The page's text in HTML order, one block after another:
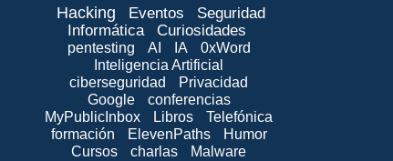
Hacking Eventos
Seguridad
Informática
Curiosidades
pentesting AI IA
0xWord
Inteligencia Artificial
ciberseguridad
Privacidad
Google
conferencias
MyPublicInbox
Libros
Telefónica
formación
ElevenPaths
Humor
Cursos
charlas
Malware